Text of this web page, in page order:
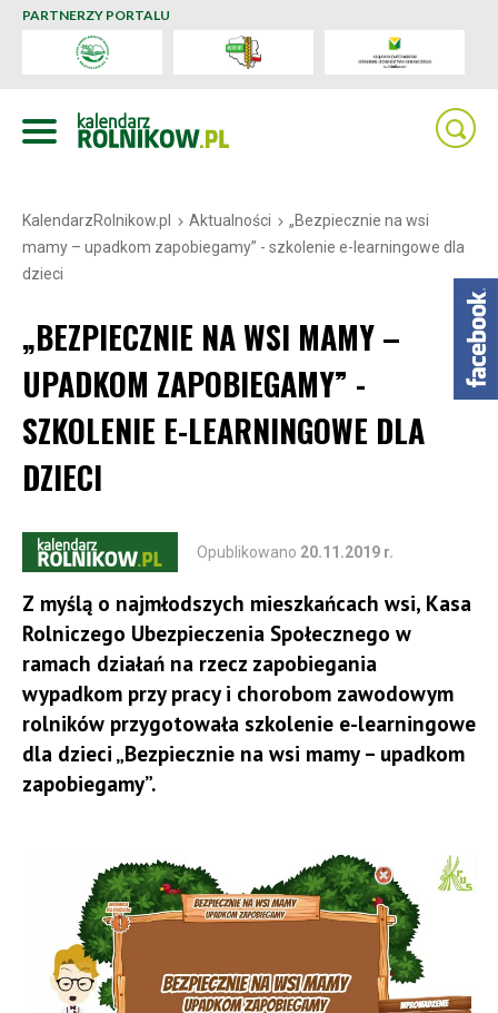
PARTNERZY PORTALU
KalendarzRolnikow.pl Aktualności
„Bezpiecznie na wsi
mamy – upadkom zapobiegamy” - szkolenie e-learningowe dla
dzieci
„BEZPIECZNIE NA WSI MAMY –
UPADKOM ZAPOBIEGAMY” -
SZKOLENIE E-LEARNINGOWE DLA
DZIECI
Opublikowano 20.11.2019 r.
Z myślą o najmłodszych mieszkańcach wsi, Kasa
Rolniczego Ubezpieczenia Społecznego w
ramach działań na rzecz zapobiegania
wypadkom przy pracy i chorobom zawodowym
rolników przygotowała szkolenie e-learningowe
dla dzieci „Bezpiecznie na wsi mamy – upadkom
zapobiegamy”.